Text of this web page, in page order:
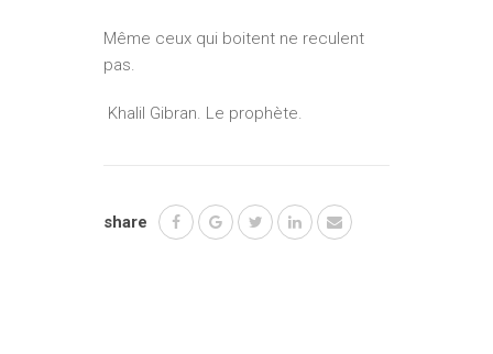
Même ceux qui boitent ne reculent
pas.
Khalil Gibran. Le prophète.
share